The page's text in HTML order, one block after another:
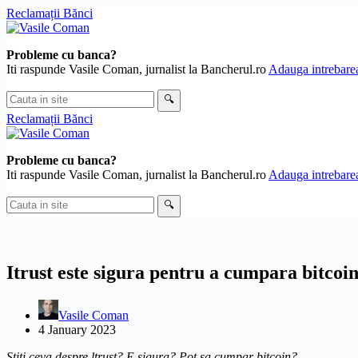
Skip
to
Reclamații Bănci
Probleme cu banca?
Iti raspunde Vasile Coman, jurnalist la Bancherul.ro Adauga
Cauta
in
site
🔍
Reclamații Bănci
Probleme cu banca?
Iti raspunde Vasile Coman, jurnalist la Bancherul.ro Adauga
Cauta
in
🔍
Itrust este sigura pentru a cumpara
Vasile Coman
4 January 2023